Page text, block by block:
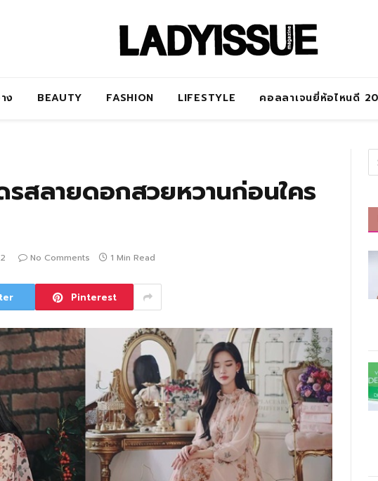
ง BEAUTY FASHION LIFESTYLE คอลลาเจนยี่ห้อไหนดี
รสลายดอกสวยหวานก่อนใคร
No Comments 1 Min Read
Pinterest